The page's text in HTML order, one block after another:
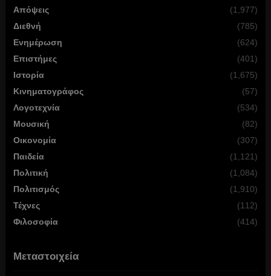
Απόψεις
(1,977)
Διεθνή
(785)
Ενημέρωση
(624)
Επιστήμες
(401)
Ιστορία
(1,675)
Κινηματογράφος
(57)
Λογοτεχνία
(534)
Μουσική
(82)
Οικονομία
(307)
Παιδεία
(1,121)
Πολιτική
(1,084)
Πολιτισμός
(1,910)
Τέχνες
(112)
Φιλοσοφία
(414)
Μεταστοιχεία